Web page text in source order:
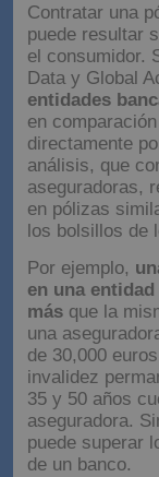
Contratar una
puede resultar
el consumidor.
Data y Global
entidades
en
directamente
análisis, que
aseguradoras,
en pólizas
los bolsillos de
Por ejemplo,
en una
más que la
una
de 30,000
invalidez
35 y 50 años
aseguradora.
puede superar
de un banco.